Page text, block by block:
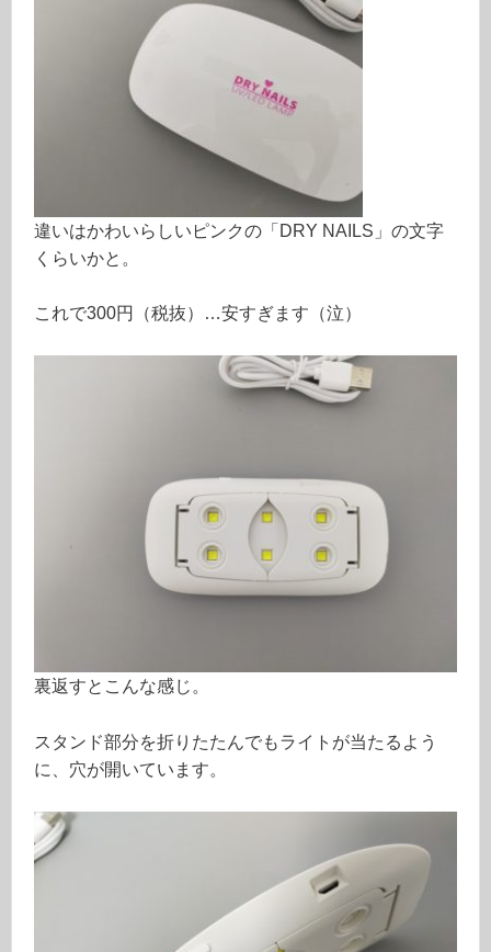
違いはかわいらしいピンクの「DRY NAILS」の文字
くらいかと。
これで300円（税抜）…安すぎます（泣）
裏返すとこんな感じ。
スタンド部分を折りたたんでもライトが当たるよう
に、穴が開いています。